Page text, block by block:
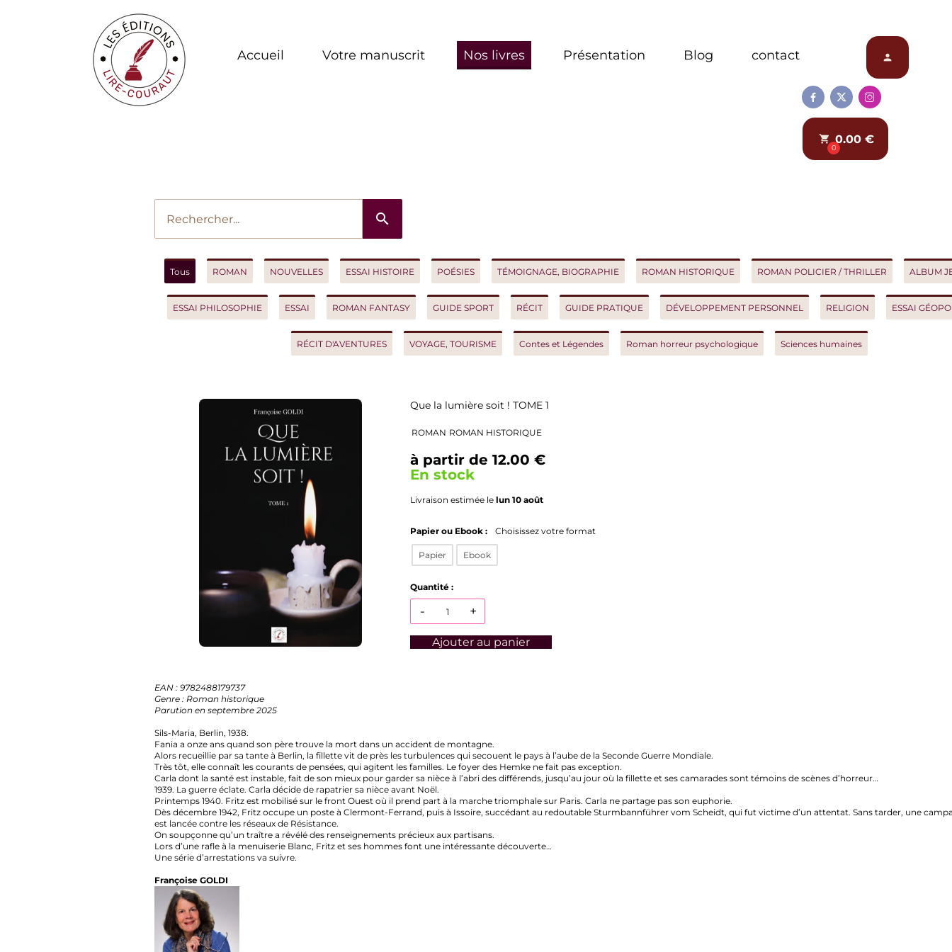
Accueil Votre manuscrit Nos livres Présentation Blog contact
 
0.00 €
ROMAN NOUVELLES ESSAI HISTOIRE POÉSIES TÉMOIGNAGE, BIOGRAPHIE ROMAN HISTORIQUE ROMAN POLICIER / THRILLER ALBUM
ESSAI PHILOSOPHIE ESSAI ROMAN FANTASY GUIDE SPORT RÉCIT GUIDE PRATIQUE DÉVELOPPEMENT PERSONNEL RELIGION ESSAI
RÉCIT D'AVENTURES VOYAGE, TOURISME Contes et Légendes Roman horreur psychologique Sciences humaines
Que la lumière soit ! TOME 1
ROMAN ROMAN HISTORIQUE
à partir de 12.00 €
En stock
Livraison estimée lelun 10 août
Papier ou Ebook : Choisissez votre format
Papier Ebook
Quantité :
+
Ajouter au panier
EAN : 9782488179737
Genre : Roman historique
Parution en septembre 2025
Sils-Maria, Berlin, 1938.
Fania a onze ans quand son père trouve la mort dans un accident de montagne.
Alors recueillie par sa tante à Berlin, la fillette vit de près les turbulences qui secouent le pays à l’aube de la Seconde Guerre Mondiale.
Très tôt, elle connaît les courants de pensées, qui agitent les familles. Le foyer des Hemke ne fait pas exception.
Carla dont la santé est instable, fait de son mieux pour garder sa nièce à l’abri des différends, jusqu’au jour où la fillette et ses camarades sont témoins de scènes d’horreur…
1939. La guerre éclate. Carla décide de rapatrier sa nièce avant Noël.
Printemps 1940. Fritz est mobilisé sur le front Ouest où il prend part à la marche triomphale sur Paris. Carla ne partage pas son euphorie.
Dès décembre 1942, Fritz occupe un poste à Clermont-Ferrand, puis à Issoire, succédant au redoutable Sturmbannführer vom Scheidt, qui fut victime d’un attentat. Sans tarder, une campagne
est lancée contre les réseaux de Résistance.
On soupçonne qu’un traître a révélé des renseignements précieux aux partisans.
Lors d’une rafle à la menuiserie Blanc, Fritz et ses hommes font une intéressante découverte…
Une série d’arrestations va suivre.
Françoise GOLDI